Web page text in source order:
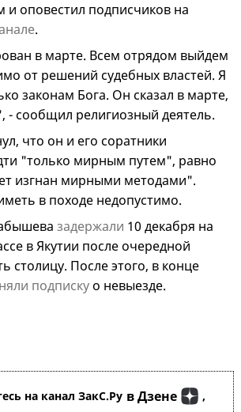
и оповестил подписчиков на
.
в марте. Всем отрядом выйдем
от решений судебных властей. Я
законам Бога. Он сказал в марте,
- сообщил религиозный деятель.
что он и его соратники
"только мирным путем", равно
изгнан мирными методами".
в походе недопустимо.
задержали 10 декабря на
в Якутии после очередной
столицу. После этого, в конце
подписку о невыезде.
на канал ЗакС.Ру в Дзене ,